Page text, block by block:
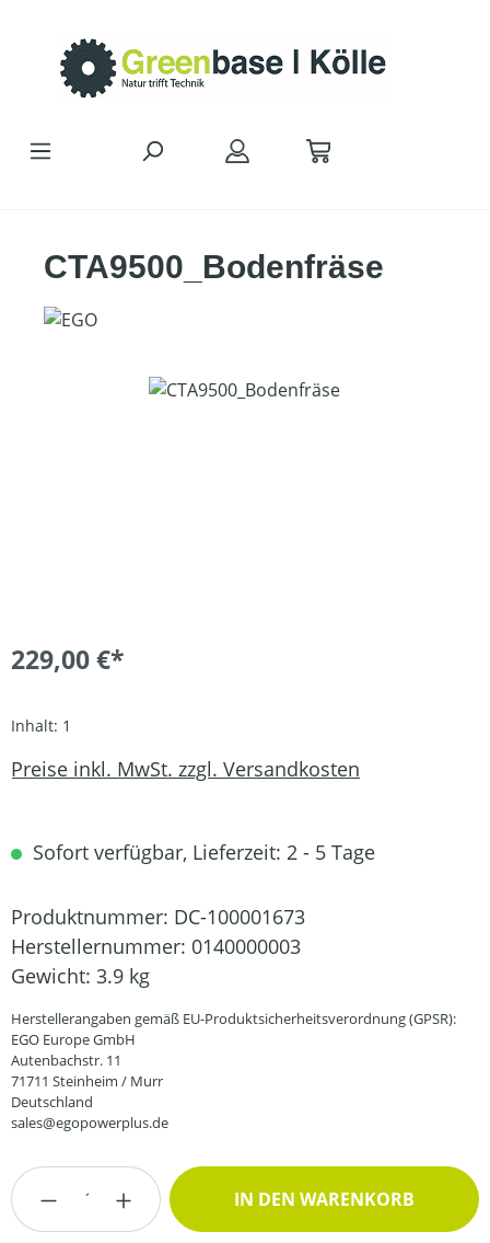
CTA9500_Bodenfräse
Bildergalerie überspringen
229,00 €*
Inhalt: 1
Preise inkl. MwSt. zzgl. Versandkosten
Sofort verfügbar, Lieferzeit: 2 - 5 Tage
Produktnummer: DC-100001673
Herstellernummer: 0140000003
Gewicht: 3.9 kg
Herstellerangaben gemäß EU-Produktsicherheitsverordnung (GPSR):
EGO Europe GmbH
Autenbachstr. 11
71711 Steinheim / Murr
Deutschland
sales@egopowerplus.de
Produkt Anzahl: Gib den gewünschten
IN DEN WARENKORB